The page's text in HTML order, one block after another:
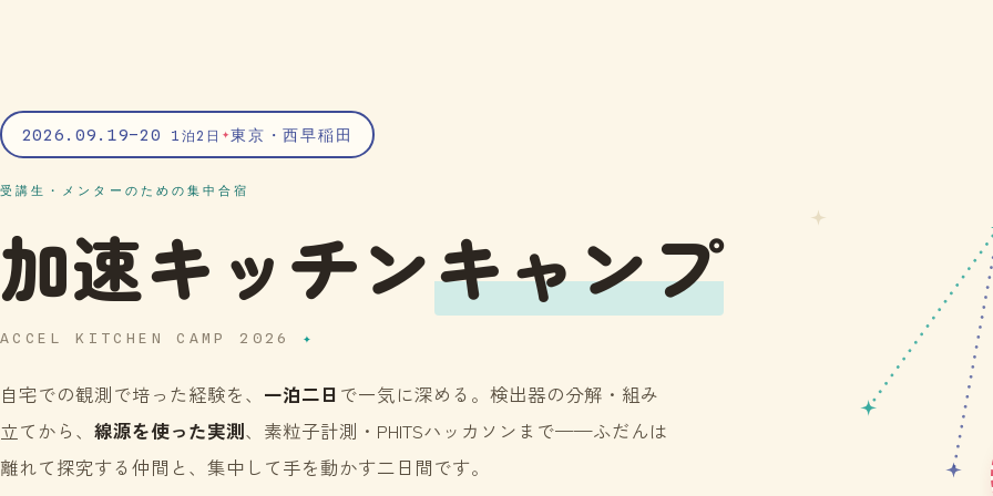
2026.09.19–201泊2日 ✦東京・西早稲田
受講生・メンターのための集中合宿
加速キッチンキャンプ
ACCEL KITCHEN CAMP 2026
自宅での観測で培った経験を、 一泊二日 で一気に深める。検出器の分解・組み
立てから、 線源を使った実測、素粒子計測・PHITSハッカソンまで——ふだんは
離れて探究する仲間と、集中して手を動かす二日間です。